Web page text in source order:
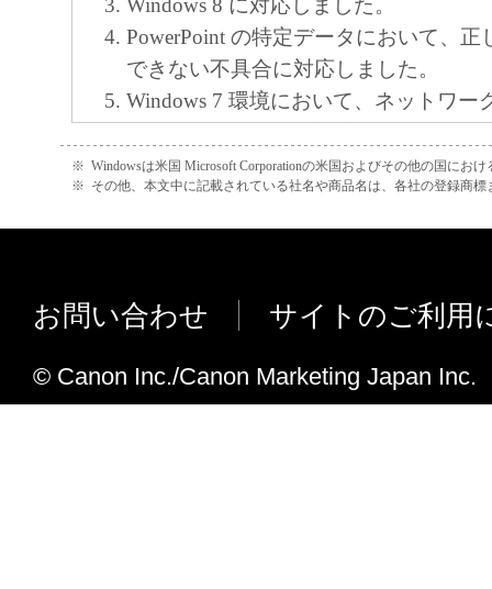
によりキヤノンまたはキヤノンのライセン
す。
４．著作権表示
お客様は、「本ソフトウェア」に含まれる
キヤノンのライセンサーの著作権表示を変
しくは削除してはなりません。
ンの子会社、キヤノンの関連会社、それら
たは販売店のいずれも、「本ソフトウェア
品性および特定の目的への適合性の保証を
保証も、明示たると黙示たるとを問わず一
Windows 8 に対応しました。
PowerPoint の特定データにおいて、正
できない不具合に対応しました。
Windows 7 環境において、ネットワー
GoogleのWebサービスであるGmail上
した場合にスプーラーサービスが停止
場合がある不具合に対応しました。
た。
プロセスがダウンする場合がありまし
※ Windowsは米国 Microsoft Corporationの米国およびその他の国にお
※ その他、本文中に記載されている社名や商品名は、各社の登録商標
お問い合わせ サイトのご利用
© Canon Inc./Canon Marketing Japan Inc.